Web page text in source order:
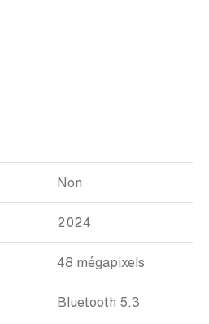
Non
2024
48 mégapixels
Bluetooth 5.3